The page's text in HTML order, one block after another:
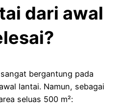
dari awal
bergantung pada
lantai. Namun, sebagai
seluas 500 m²: